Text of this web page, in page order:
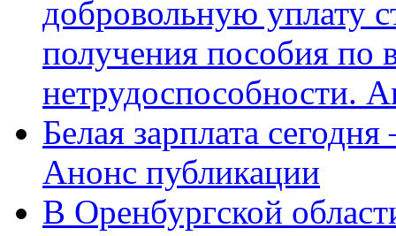
добровольную уплату
получения пособия по
нетрудоспособности.
Белая зарплата
Анонс публикации
В Оренбургской